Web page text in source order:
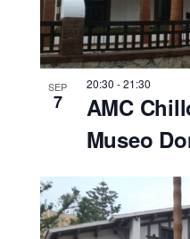
SEP
7
20:30 -21:30
AMC
Museo